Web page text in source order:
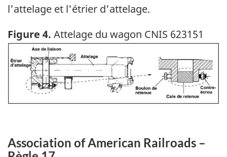
l'attelage et l'étrier d'attelage.
Figure 4. Attelage du wagon CNIS 623151
Image
Association of American Railroads –